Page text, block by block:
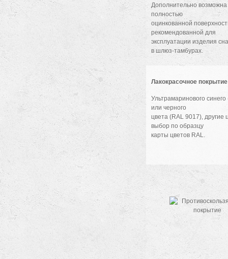
Дополнительно возможна
полностью
оцинкованной
рекомендованной для
эксплуатации изделия
в шлюз-тамбурах.
Лакокрасочное покрытие
Ультрамаринового
или черного
цвета (RAL 9017), другие
выбор по образцу
карты цветов RAL.